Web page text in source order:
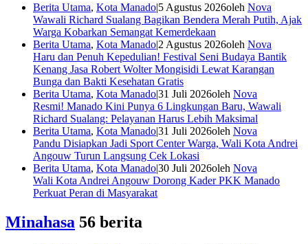
Berita Utama, Kota Manado|5 Agustus 2026oleh Nova
Wawali Richard Sualang Bagikan Bendera Merah Putih, Ajak
Warga Kobarkan Semangat Kemerdekaan
Berita Utama, Kota Manado|2 Agustus 2026oleh Nova
Haru dan Penuh Kepedulian! Festival Seni Budaya Bantik
Kenang Jasa Robert Wolter Mongisidi Lewat Karangan
Bunga dan Bakti Kesehatan Gratis
Berita Utama, Kota Manado|31 Juli 2026oleh Nova
Resmi! Manado Kini Punya 6 Lingkungan Baru, Wawali
Richard Sualang: Pelayanan Harus Lebih Maksimal
Berita Utama, Kota Manado|31 Juli 2026oleh Nova
Pandu Disiapkan Jadi Sport Center Warga, Wali Kota Andrei
Angouw Turun Langsung Cek Lokasi
Berita Utama, Kota Manado|30 Juli 2026oleh Nova
Wali Kota Andrei Angouw Dorong Kader PKK Manado
Perkuat Peran di Masyarakat
Minahasa 56 berita